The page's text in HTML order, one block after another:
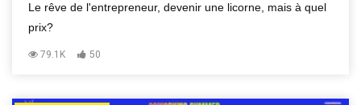
Le rêve de l'entrepreneur, devenir une licorne, mais à quel
prix?
79.1K 50